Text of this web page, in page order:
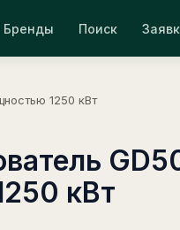
Бренды Поиск
1250 кВт
кВт